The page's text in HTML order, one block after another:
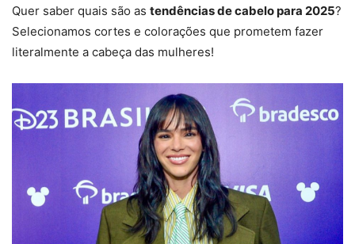
Quer saber quais são as tendências de cabelo para 2025?
Selecionamos cortes e colorações que prometem fazer
literalmente a cabeça das mulheres!